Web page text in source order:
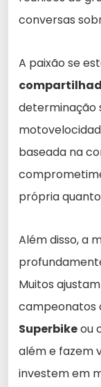
conversas
A paixão se
determinação
baseada na
própria
Além disso, a
Muitos
campeonatos
Superbikeou
além e fazem
investem em